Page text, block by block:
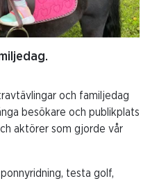
och familjedag
besökare och publikplats
aktörer som gjorde vår
testa golf,